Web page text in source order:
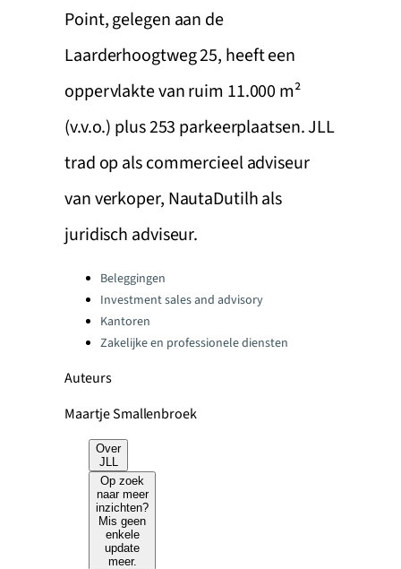
Point, gelegen aan de
Laarderhoogtweg 25, heeft een
oppervlakte van ruim 11.000 m²
(v.v.o.) plus 253 parkeerplaatsen. JLL
trad op als commercieel adviseur
van verkoper, NautaDutilh als
juridisch adviseur.
Categories:Beleggingen
Investment sales and advisory
Kantoren
Zakelijke en professionele diensten
Auteurs
Maartje Smallenbroek
Over
JLL
Op zoek
naar meer
inzichten?
Mis geen
enkele
update
meer.